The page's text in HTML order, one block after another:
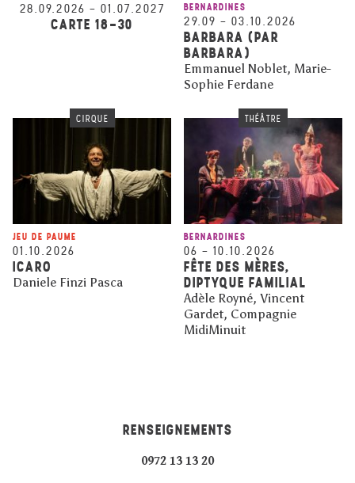
28.09.2026 – 01.07.2027
CARTE 18-30
BERNARDINES
29.09 – 03.10.2026
BARBARA (PAR
BARBARA)
Emmanuel Noblet, Marie-
Sophie Ferdane
CIRQUE
JEU DE PAUME
01.10.2026
ICARO
Daniele Finzi Pasca
THÉÂTRE
BERNARDINES
06 – 10.10.2026
FÊTE DES MÈRES,
DIPTYQUE FAMILIAL
Adèle Royné, Vincent
Gardet, Compagnie
MidiMinuit
RENSEIGNEMENTS
0972 13 13 20